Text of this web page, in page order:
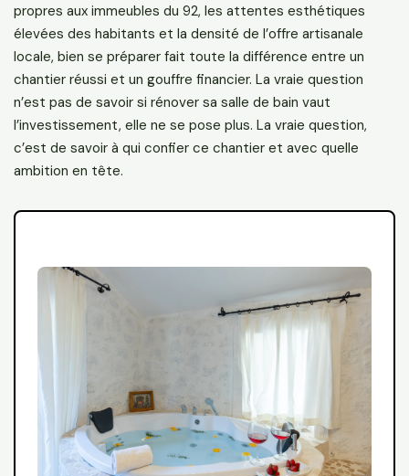
propres aux immeubles du 92, les attentes esthétiques
élevées des habitants et la densité de l’offre artisanale
locale, bien se préparer fait toute la différence entre un
chantier réussi et un gouffre financier. La vraie question
n’est pas de savoir si rénover sa salle de bain vaut
l’investissement, elle ne se pose plus. La vraie question,
c’est de savoir à qui confier ce chantier et avec quelle
ambition en tête.